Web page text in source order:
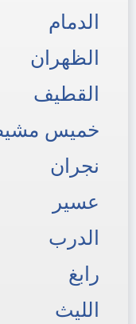
الدمام
الظهران
القطيف
خميس مشيط
نجران
عسير
الدرب
رابغ
الليث